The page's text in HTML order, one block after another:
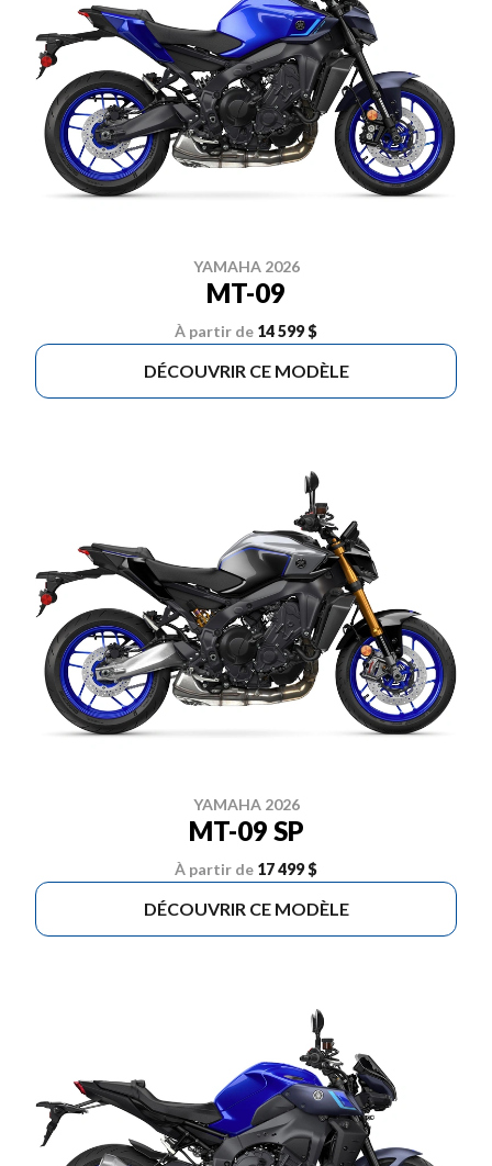
YAMAHA 2026
MT-09
À partir de 14 599 $
DÉCOUVRIR CE MODÈLE
YAMAHA 2026
MT-09 SP
À partir de 17 499 $
DÉCOUVRIR CE MODÈLE